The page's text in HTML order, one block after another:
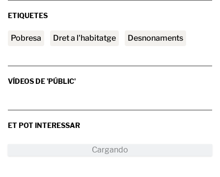
ETIQUETES
pobresa Dret a l'habitatge desnonaments
VÍDEOS DE 'PÚBLIC'
ET POT INTERESSAR